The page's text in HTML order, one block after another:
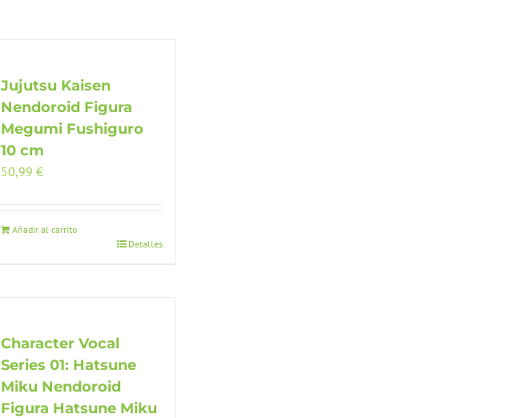
Jujutsu Kaisen
Nendoroid Figura
Megumi Fushiguro
10 cm
50,99€
Añadir al carrito
Detalles
Character Vocal
Series 01: Hatsune
Miku Nendoroid
Figura Hatsune Miku